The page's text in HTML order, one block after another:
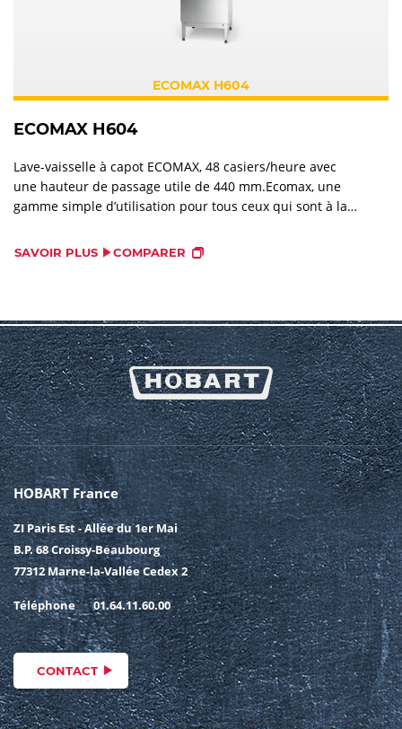
ECOMAX H604
ECOMAX H604
Lave-vaisselle à capot ECOMAX, 48 casiers/heure avec
une hauteur de passage utile de 440 mm.Ecomax, une
gamme simple d’utilisation pour tous ceux qui sont à la
usage professionnel. Elle est fiable, économique et
SAVOIR PLUS COMPARER
HOBART France
ZI Paris Est - Allée du 1er Mai
B.P. 68 Croissy-Beaubourg
77312 Marne-la-Vallée Cedex 2
Téléphone 01.64.11.60.00
CONTACT